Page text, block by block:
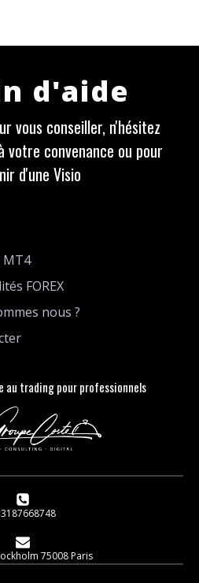
d'aide
vous conseiller, n'hésitez
votre convenance ou pour
d'une Visio
MT4
FOREX
nous ?
au trading pour professionnels
75008 Paris